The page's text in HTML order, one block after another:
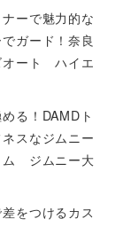
ーで魅力的な
ガード！奈良
オート ハイエ
る！DAMDト
スなジムニー
ジムニー大
をつけるカス